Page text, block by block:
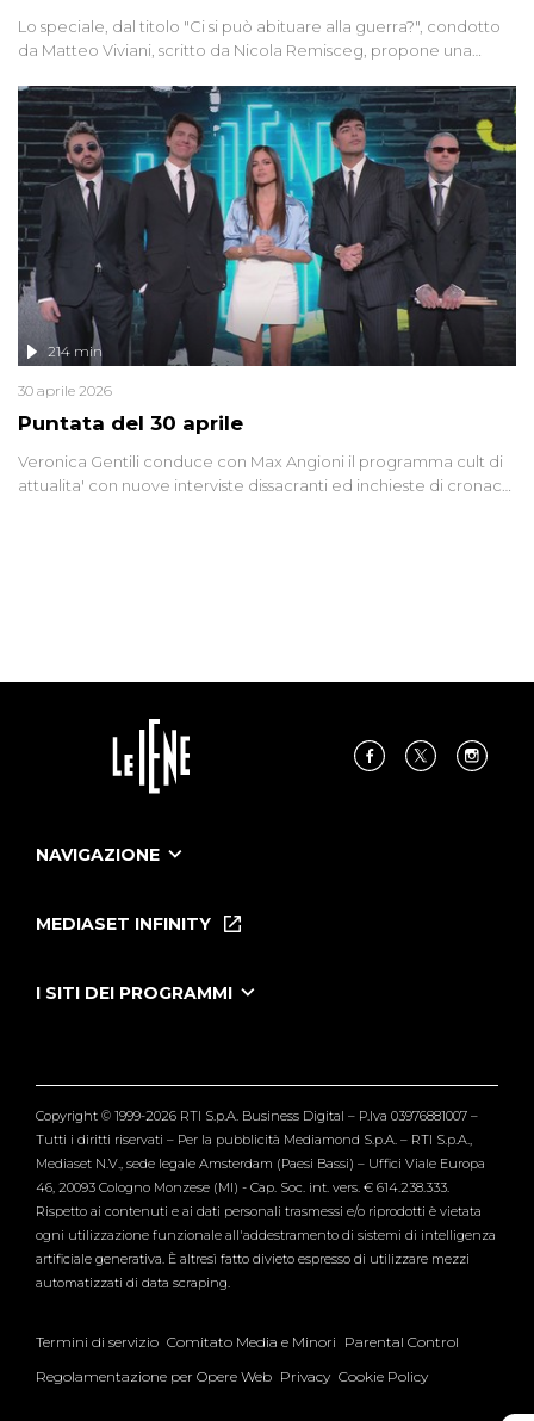
Lo speciale, dal titolo "Ci si può abituare alla guerra?", condotto
da Matteo Viviani, scritto da Nicola Remisceg, propone una
di settore - su quanto la guerra sia diventata una realtà pervasiva.
Anche se l'Italia non è direttamente coinvolta in conflitti armati, il
contesto globale rende impossibile considerarla un fenomeno
lontano.
Puntata del 30 aprile
214 min
30 aprile 2026
Veronica Gentili conduce con Max Angioni il programma cult di
attualita' con nuove interviste dissacranti ed inchieste di cronaca
NAVIGAZIONE
Le Iene Presentano Inside
Tutti i servizi
MEDIASET INFINITY
I SITI DEI PROGRAMMI
Verissimo
Copyright © 1999-2026 RTI S.p.A. Business Digital – P.Iva 03976881007 –
Tutti i diritti riservati – Per la pubblicità Mediamond S.p.A. – RTI S.p.A.,
Mediaset N.V., sede legale Amsterdam (Paesi Bassi) – Uffici Viale Europa
46, 20093 Cologno Monzese (MI) - Cap. Soc. int. vers. € 614.238.333.
Rispetto ai contenuti e ai dati personali trasmessi e/o riprodotti è vietata
ogni utilizzazione funzionale all'addestramento di sistemi di intelligenza
artificiale generativa. È altresì fatto divieto espresso di utilizzare mezzi
automatizzati di data scraping.
Termini di servizio Comitato Media e Minori Parental Control
Regolamentazione per Opere Web Privacy Cookie Policy